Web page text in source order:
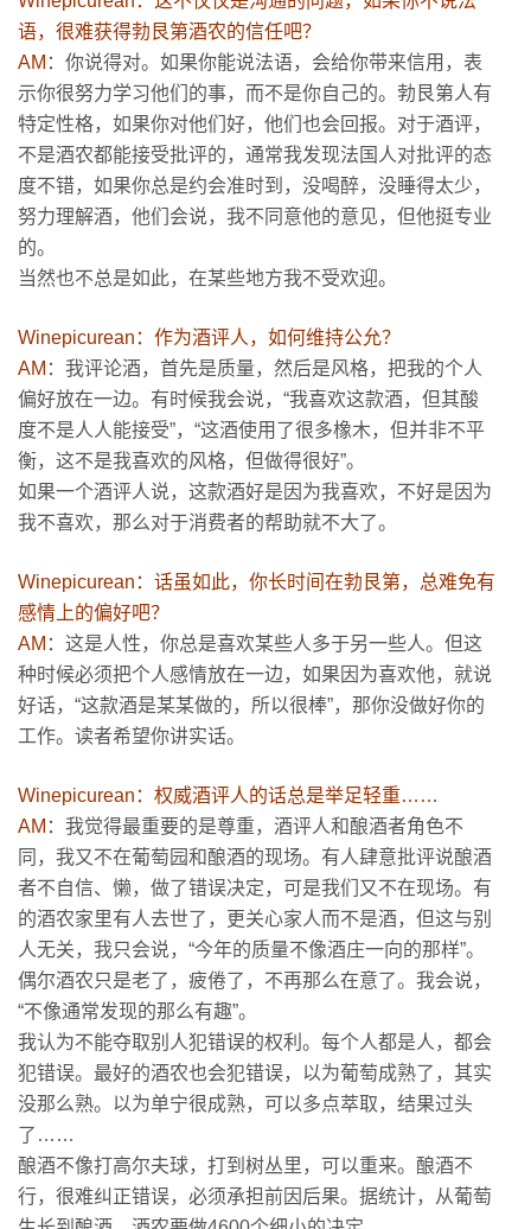
语，很难获得勃艮第酒农的信任吧？
AM ：你说得对。如果你能说法语，会给你带来信用，表
示你很努力学习他们的事，而不是你自己的。勃艮第人有
特定性格，如果你对他们好，他们也会回报。对于酒评，
不是酒农都能接受批评的，通常我发现法国人对批评的态
度不错，如果你总是约会准时到，没喝醉，没睡得太少，
努力理解酒，他们会说，我不同意他的意见，但他挺专业
的。
当然也不总是如此，在某些地方我不受欢迎。
Winepicurean：作为酒评人，如何维持公允？
AM ：我评论酒，首先是质量，然后是风格，把我的个人
偏好放在一边。有时候我会说，“我喜欢这款酒，但其酸
度不是人人能接受”，“这酒使用了很多橡木，但并非不平
衡，这不是我喜欢的风格，但做得很好”。
如果一个酒评人说，这款酒好是因为我喜欢，不好是因为
我不喜欢，那么对于消费者的帮助就不大了。
Winepicurean：话虽如此，你长时间在勃艮第，总难免有
感情上的偏好吧？
AM ：这是人性，你总是喜欢某些人多于另一些人。但这
种时候必须把个人感情放在一边，如果因为喜欢他，就说
好话，“这款酒是某某做的，所以很棒”，那你没做好你的
工作。读者希望你讲实话。
Winepicurean：权威酒评人的话总是举足轻重……
AM ：我觉得最重要的是尊重，酒评人和酿酒者角色不
同，我又不在葡萄园和酿酒的现场。有人肆意批评说酿酒
者不自信、懒，做了错误决定，可是我们又不在现场。有
的酒农家里有人去世了，更关心家人而不是酒，但这与别
人无关，我只会说，“今年的质量不像酒庄一向的那样”。
偶尔酒农只是老了，疲倦了，不再那么在意了。我会说，
“不像通常发现的那么有趣”。
我认为不能夺取别人犯错误的权利。每个人都是人，都会
犯错误。最好的酒农也会犯错误，以为葡萄成熟了，其实
没那么熟。以为单宁很成熟，可以多点萃取，结果过头
了……
酿酒不像打高尔夫球，打到树丛里，可以重来。酿酒不
行，很难纠正错误，必须承担前因后果。据统计，从葡萄